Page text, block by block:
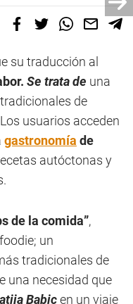
su traducción al
Se trata de una
de
usuarios acceden
gastronomía de
autóctonas y
de la comida”,
un
tradicionales de
una necesidad que
Babicen un viaje